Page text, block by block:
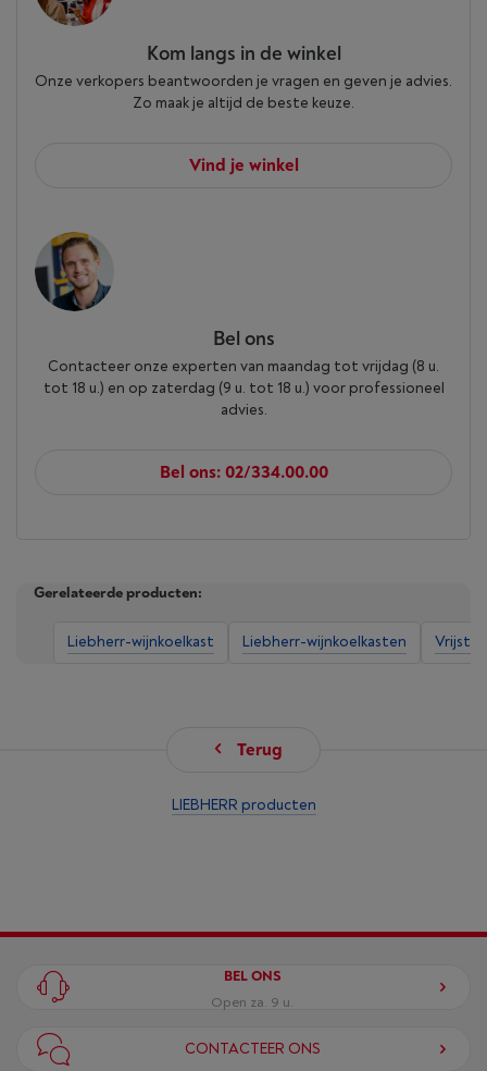
Kom langs in de winkel
Onze verkopers beantwoorden je vragen en geven je advies.
Zo maak je altijd de beste keuze.
Vind je winkel
Bel ons
Contacteer onze experten van maandag tot vrijdag (8 u.
tot 18 u.) en op zaterdag (9 u. tot 18 u.) voor professioneel
advies.
Bel ons: 02/334.00.00
Gerelateerde producten:
Liebherr-wijnkoelkast Liebherr-wijnkoelkasten
Terug
LIEBHERR producten
BEL ONS
Open za. 9 u.
CONTACTEER ONS